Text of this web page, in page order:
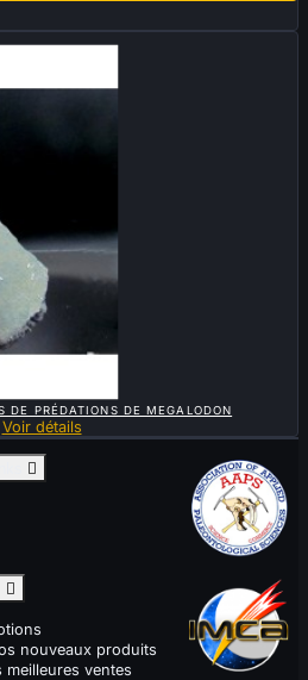
DE PRÉDATIONS DE MEGALODON
Voir détails


nouveaux produits
meilleures ventes